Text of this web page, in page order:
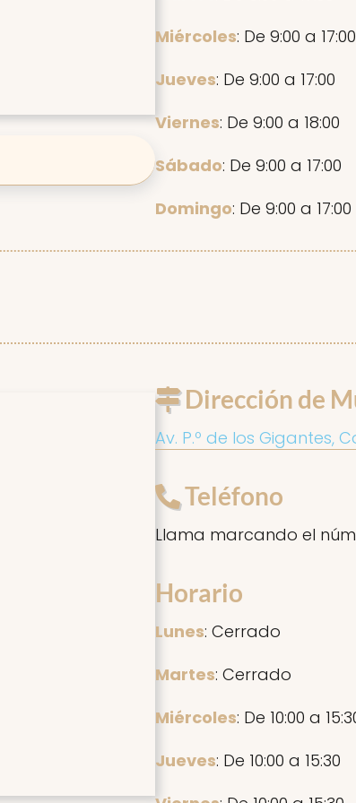
Miércoles: De 9:00 a 17:00
Jueves: De 9:00 a 17:00
Viernes: De 9:00 a 18:00
Sábado: De 9:00 a 17:00
Domingo: De 9:00 a 17:00
Dirección de
Av. P.º de los Gigantes,
Teléfono
Llama marcando el
Horario
Lunes: Cerrado
Martes: Cerrado
Miércoles: De 10:00 a
Jueves: De 10:00 a 15:30